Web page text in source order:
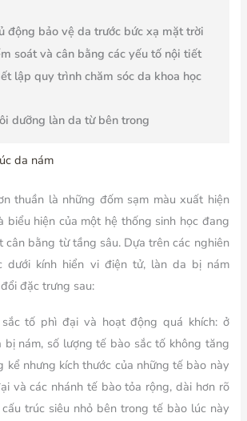
động bảo vệ da trước bức xạ mặt trời
soát và cân bằng các yếu tố nội tiết
lập quy trình chăm sóc da khoa học
dưỡng làn da từ bên trong
da nám
thuần là những đốm sạm màu xuất hiện
biểu hiện của một hệ thống sinh học đang
cân bằng từ tầng sâu. Dựa trên các nghiên
dưới kính hiển vi điện tử, làn da bị nám
đặc trưng sau:
tố phì đại và hoạt động quá khích: ở
bị nám, số lượng tế bào sắc tố không tăng
kể nhưng kích thước của những tế bào này
và các nhánh tế bào tỏa rộng, dài hơn rõ
cấu trúc siêu nhỏ bên trong tế bào lúc này